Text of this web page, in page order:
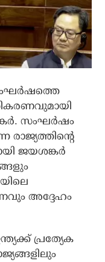
സംഘര്‍ഷം
രാജ്യത്തിന്റെ
ജയശങ്കര്‍
അദ്ദേഹം
പ്രത്യേക